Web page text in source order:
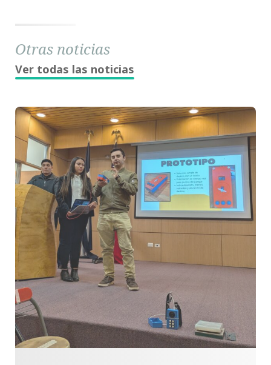
Otras noticias
Ver todas las noticias